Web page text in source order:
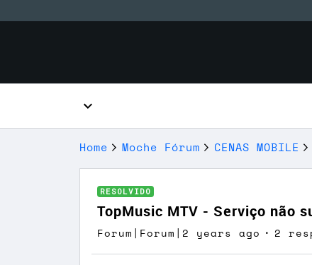
Home Moche Fórum CENAS MOBILE
RESOLVIDO
TopMusic MTV - Serviço não
Forum|Forum|2 years ago 2